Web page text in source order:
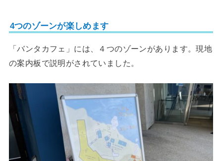
4つのゾーンが楽しめます
「バンタカフェ」には、４つのゾーンがあります。現地
の案内板で説明がされていました。